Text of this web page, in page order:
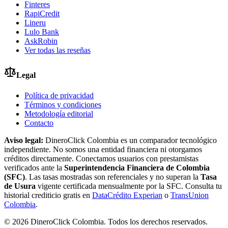
Finteres
RapiCredit
Lineru
Lulo Bank
AskRobin
Ver todas las reseñas
Legal
Política de privacidad
Términos y condiciones
Metodología editorial
Contacto
Aviso legal: DineroClick Colombia es un comparador tecnológico
independiente. No somos una entidad financiera ni otorgamos
créditos directamente. Conectamos usuarios con prestamistas
verificados ante la Superintendencia Financiera de Colombia
(SFC). Las tasas mostradas son referenciales y no superan la Tasa
de Usura vigente certificada mensualmente por la SFC. Consulta tu
historial crediticio gratis en DataCrédito Experian o TransUnion
Colombia.
© 2026 DineroClick Colombia. Todos los derechos reservados.